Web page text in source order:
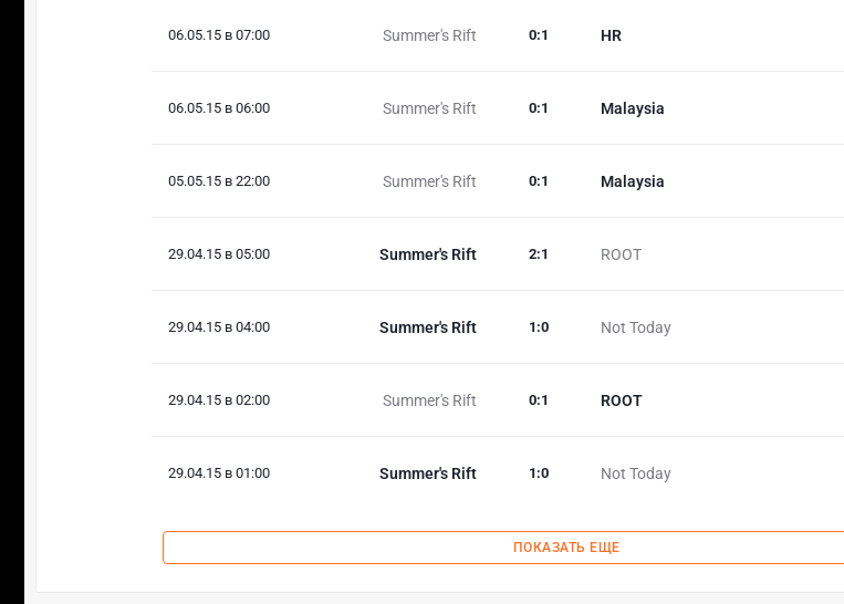
06.05.15 в 07:00 Summer's Rift HR
0:1
06.05.15 в 06:00 Summer's Rift Malaysia
0:1
05.05.15 в 22:00 Summer's Rift Malaysia
0:1
29.04.15 в 05:00 Summer's Rift ROOT
2:1
29.04.15 в 04:00 Summer's Rift Not Today
1 :0
29.04.15 в 02:00 Summer's Rift ROOT
0:1
29.04.15 в 01:00 Summer's Rift Not Today
1 :0
ПОКАЗАТЬ ЕЩЕ